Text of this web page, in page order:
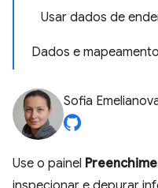
Usar dados de
Dados e mapeamento
Sofia
Use o painel